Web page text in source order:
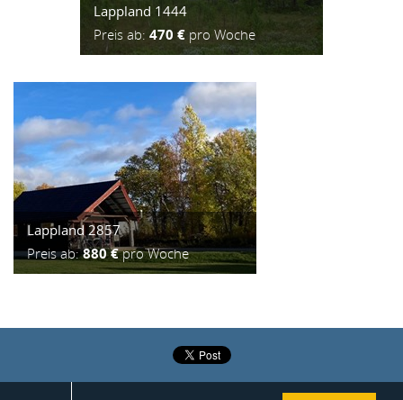
Lappland 1444
Preis ab: 470 € pro Woche
Lappland 2857
Preis ab:880 €pro Woche